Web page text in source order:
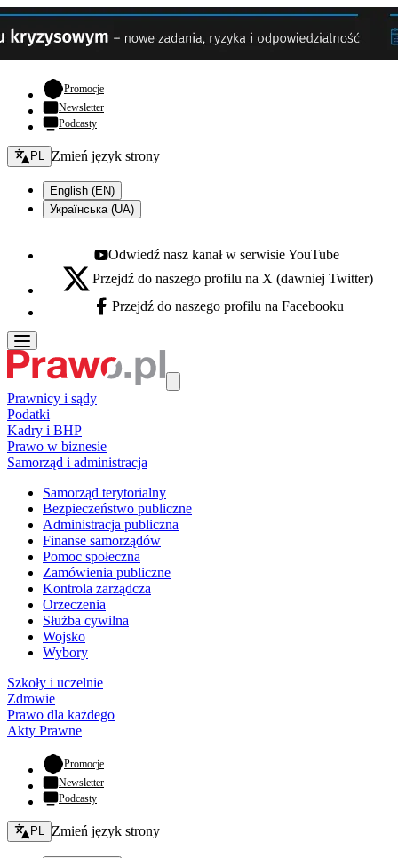
Promocje- otwiera się w nowej karcie
Newsletter
Podcasty
Zmień język - bieżący:
PL Zmień język strony
English (EN)
Українська (UA)
Youtube - otwiera się w nowej karcie
Odwiedź nasz kanał w serwisie YouTube
X - otwiera się w nowej karcie
Przejdź do naszego profilu na X (dawniej Twitter)
Facebook - otwiera się w nowej karcie
Przejdź do naszego profilu na Facebooku
Prawnicy i sądy
Podatki
Kadry i BHP
Prawo w biznesie
Samorząd i administracja
Samorząd terytorialny
Bezpieczeństwo publiczne
Administracja publiczna
Finanse samorządów
Pomoc społeczna
Zamówienia publiczne
Kontrola zarządcza
Orzeczenia
Służba cywilna
Wojsko
Wybory
Szkoły i uczelnie
Zdrowie
Prawo dla każdego
Akty Prawne
Promocje- otwiera się w nowej karcie
Newsletter
Podcasty
Zmień język - bieżący:
PL Zmień język strony